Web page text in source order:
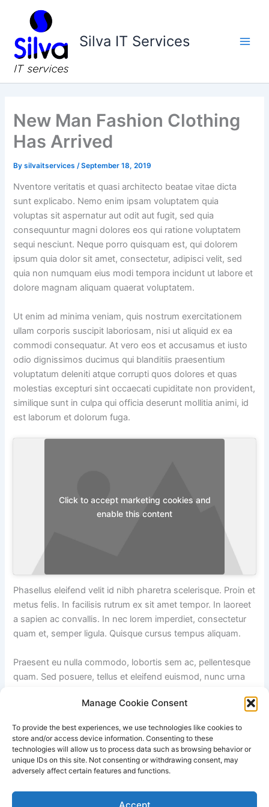
Manage Cookie Consent
To provide the best experiences, we use technologies like cookies to
store and/or access device information. Consenting to these
technologies will allow us to process data such as browsing behavior or
unique IDs on this site. Not consenting or withdrawing consent, may
adversely affect certain features and functions.
Accept
content
Silva IT Services
New Man Fashion Clothing
Has Arrived
Bysilvaitservices/September 18, 2019
Nventore veritatis et quasi architecto beatae vitae dicta
sunt explicabo. Nemo enim ipsam voluptatem quia
voluptas sit aspernatur aut odit aut fugit, sed quia
consequuntur magni dolores eos qui ratione voluptatem
sequi nesciunt. Neque porro quisquam est, qui dolorem
ipsum quia dolor sit amet, consectetur, adipisci velit, sed
quia non numquam eius modi tempora incidunt ut labore et
dolore magnam aliquam quaerat voluptatem.
Ut enim ad minima veniam, quis nostrum exercitationem
ullam corporis suscipit laboriosam, nisi ut aliquid ex ea
commodi consequatur. At vero eos et accusamus et iusto
odio dignissimos ducimus qui blanditiis praesentium
voluptatum deleniti atque corrupti quos dolores et quas
molestias excepturi sint occaecati cupiditate non provident,
similique sunt in culpa qui officia deserunt mollitia animi, id
est laborum et dolorum fuga.
Click to accept marketing cookies and
enable this content
Phasellus eleifend velit id nibh pharetra scelerisque. Proin et
metus felis. In facilisis rutrum ex sit amet tempor. In laoreet
a sapien ac convallis. In nec lorem imperdiet, consectetur
quam et, semper ligula. Quisque cursus tempus aliquam.
Praesent eu nulla commodo, lobortis sem ac, pellentesque
quam. Sed posuere, tellus et eleifend euismod, nunc urna
mauris nibh. Aenean sed lacus ut sapien vulputate egestas
Proin euismod elit nec eros feugiat posuere. Suspendisse
dictum risus euismod felis luctus, sed sollicitudin tortor
tempor.